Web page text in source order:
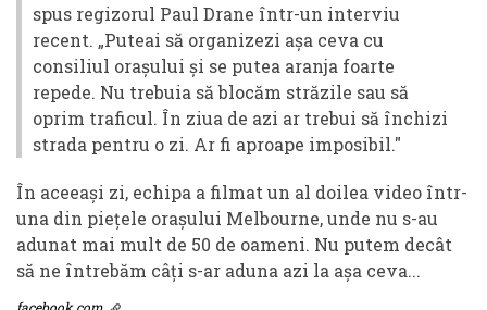
spus regizorul Paul Drane într-un interviu
recent. „Puteai să organizezi așa ceva cu
consiliul orașului și se putea aranja foarte
repede. Nu trebuia să blocăm străzile sau să
oprim traficul. În ziua de azi ar trebui să închizi
strada pentru o zi. Ar fi aproape imposibil."
În aceeași zi, echipa a filmat un al doilea video într-
una din piețele orașului Melbourne, unde nu s-au
adunat mai mult de 50 de oameni. Nu putem decât
să ne întrebăm câți s-ar aduna azi la așa ceva...